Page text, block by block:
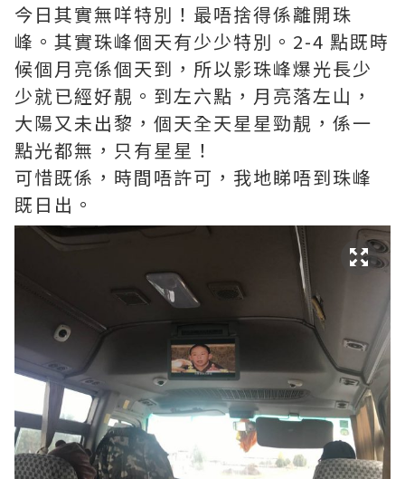
今日其實無咩特別！最唔捨得係離開珠
峰。其實珠峰個天有少少特別。2-4 點既時
候個月亮係個天到，所以影珠峰爆光長少
少就已經好靚。到左六點，月亮落左山，
大陽又未出黎，個天全天星星勁靚，係一
點光都無，只有星星！
可惜既係，時間唔許可，我地睇唔到珠峰
既日出。